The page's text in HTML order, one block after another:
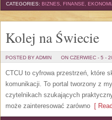
CATEGORIES: BIZNES, FINANSE,
Kolej na Świecie
POSTED BY ADMIN ON CZERWIEC - 5 -
CTCU to cyfrowa przestrzeń, które
komunikacji. To portal tworzony z
czytelnikach szukających
może zainteresować zarówno [